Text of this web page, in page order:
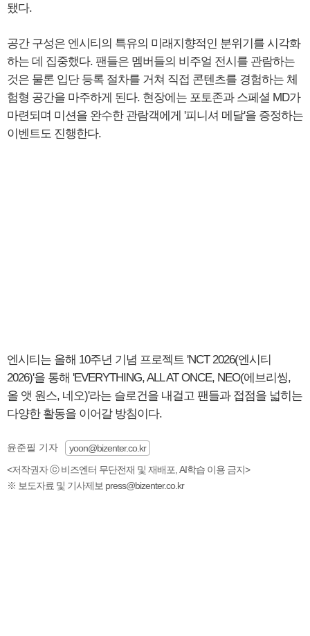
됐다.
공간 구성은 엔시티의 특유의 미래지향적인 분위기를 시각화
하는 데 집중했다. 팬들은 멤버들의 비주얼 전시를 관람하는
것은 물론 입단 등록 절차를 거쳐 직접 콘텐츠를 경험하는 체
험형 공간을 마주하게 된다. 현장에는 포토존과 스페셜 MD가
마련되며 미션을 완수한 관람객에게 '피니셔 메달'을 증정하는
이벤트도 진행한다.
엔시티는 올해 10주년 기념 프로젝트 'NCT 2026(엔시티
2026)'을 통해 'EVERYTHING, ALL AT ONCE, NEO(에브리씽,
올 앳 원스, 네오)'라는 슬로건을 내걸고 팬들과 접점을 넓히는
다양한 활동을 이어갈 방침이다.
윤준필 기자
yoon@bizenter.co.kr
<저작권자 ⓒ 비즈엔터 무단전재 및 재배포, AI학습 이용 금지>
※ 보도자료 및 기사제보 press@bizenter.co.kr